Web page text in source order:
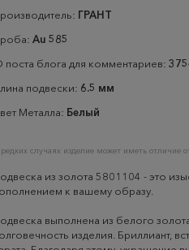
ГРАНТ
Au 585
поста блога для комментариев:
подвески: 6.5 мм
Металла: Белый
случаях изделие может иметь отличие
из золота 5801104 - это
к вашему образу.
выполнена из белого
изделия. Бриллиант,